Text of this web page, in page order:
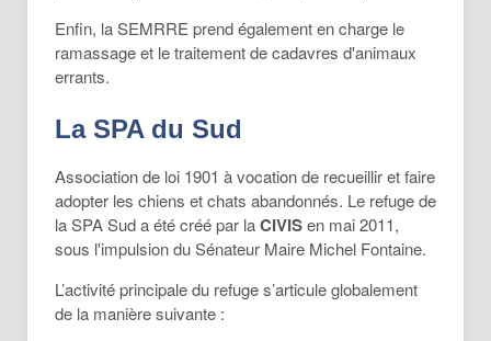
Enfin, la SEMRRE prend également en charge le
ramassage et le traitement de cadavres d'animaux
errants.
La SPA du Sud
Association de loi 1901 à vocation de recueillir et faire
adopter les chiens et chats abandonnés. Le refuge de
la SPA Sud a été créé par laCIVISen mai 2011,
sous l'impulsion du Sénateur Maire Michel Fontaine.
L’activité principale du refuge s’articule globalement
de la manière suivante :